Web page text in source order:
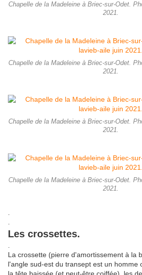
Chapelle de la Madeleine à Briec-sur-Odet.
2021.
Chapelle de la Madeleine à Briec-sur-Odet.
2021.
Chapelle de la Madeleine à Briec-sur-Odet.
2021.
Chapelle de la Madeleine à Briec-sur-Odet.
2021.
Les crossettes.
La crossette (pierre d'amortissement à la
l'angle sud-est du transept est un homme